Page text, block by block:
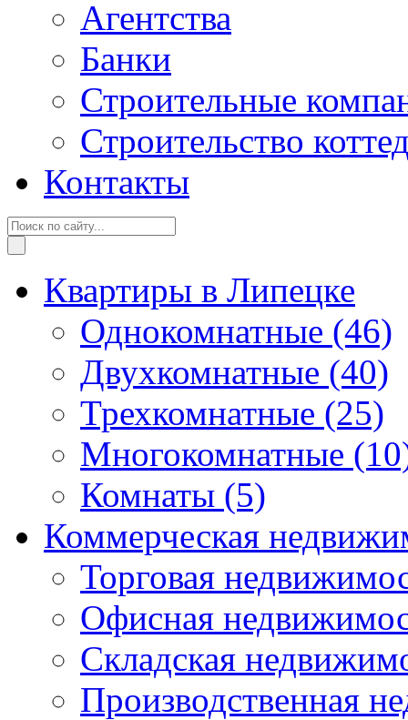
Агентства
Банки
Строительные
Строительство
Контакты
Квартиры в Липецке
Однокомнатные (46)
Двухкомнатные (40)
Трехкомнатные (25)
Многокомнатные
Комнаты (5)
Коммерческая
Торговая
Офисная
Складская
Производственная